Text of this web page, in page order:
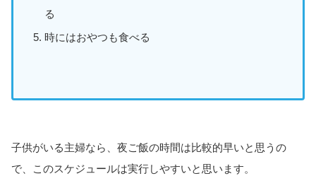
る
時にはおやつも食べる
子供がいる主婦なら、夜ご飯の時間は比較的早いと思うの
で、このスケジュールは実行しやすいと思います。